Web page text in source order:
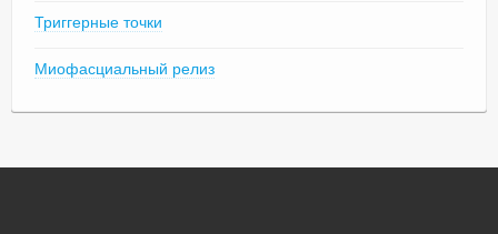
Триггерные точки
Миофасциальный релиз